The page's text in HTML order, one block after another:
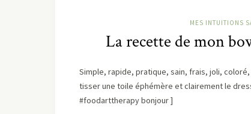
MES INTUITIONS
La recette de mon
Simple, rapide, pratique, sain, frais, joli,
tisser une toile éphémère et clairement le
#foodarttherapy bonjour ]